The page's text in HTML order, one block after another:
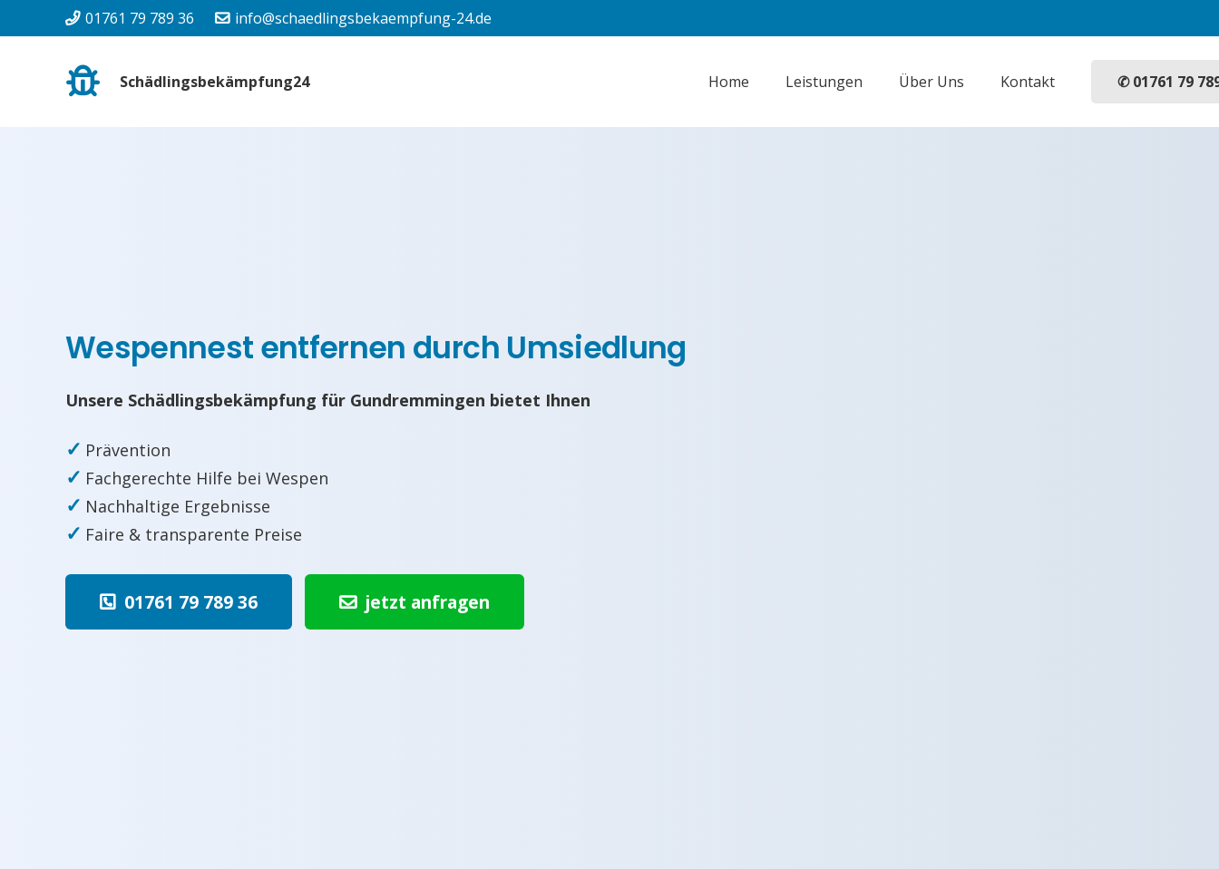
01761 79 789 36 info@schaedlingsbekaempfung-24.de
Schädlingsbekämpfung24 Home Leistungen Über Uns Kontakt ✆ 01761 79
Wespennest entfernen durch Umsiedlung
Unsere Schädlingsbekämpfung für Gundremmingen bietet Ihnen
✓ Prävention
✓ Fachgerechte Hilfe bei Wespen
✓ Nachhaltige Ergebnisse
✓ Faire & transparente Preise
01761 79 789 36 jetzt anfragen